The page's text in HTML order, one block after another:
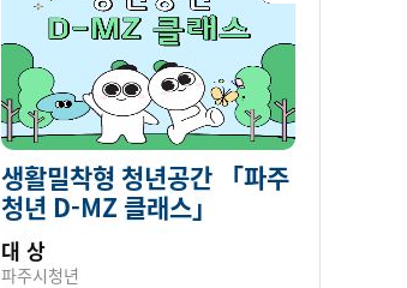
생활밀착형 청년공간 「파주
청년 D-MZ 클래스」
대 상
파주시청년